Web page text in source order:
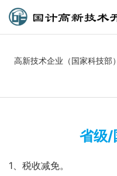
高新技术企业（国家科技部）
省级/
1、税收减免。